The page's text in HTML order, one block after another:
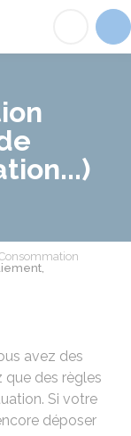
avez des
que des règles
Si votre
déposer